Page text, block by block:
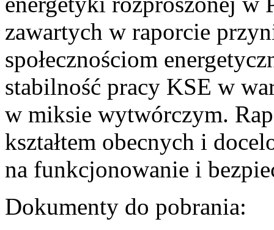
zawartych w raporcie
społecznościom
stabilność pracy KSE w
w miksie wytwórczym.
kształtem obecnych i
na funkcjonowanie i
Dokumenty do pobrania: